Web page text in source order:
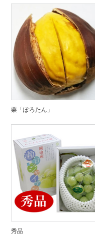
栗「ぽろたん」
秀品